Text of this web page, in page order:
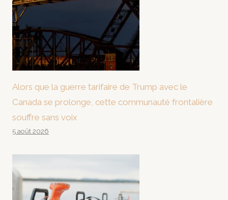
Alors que la guerre tarifaire de Trump avec le
Canada se prolonge, cette communauté frontalière
souffre sans voix
5 août 2026